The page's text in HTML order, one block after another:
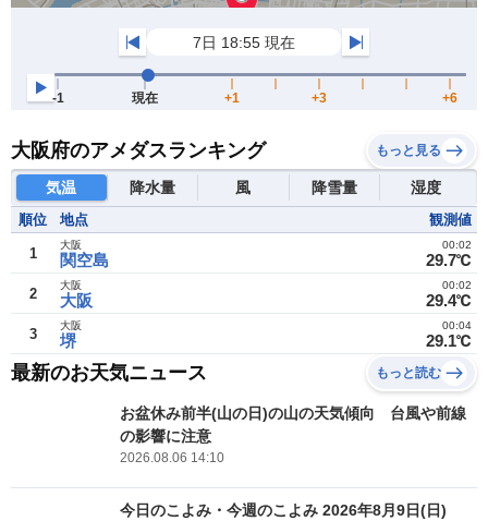
大阪府のアメダスランキング もっと見る
気温 降水量 風 降雪量 湿度
順位 地点 観測値
1 関空島
大阪
29.7℃
00:02
2 大阪
大阪
29.4℃
00:02
3 堺
大阪
29.1℃
00:04
最新のお天気ニュース もっと読む
お盆休み前半(山の日)の山の天気傾向 台風や前線
の影響に注意
2026.08.06 14:10
今日のこよみ・今週のこよみ 2026年8月9日(日)